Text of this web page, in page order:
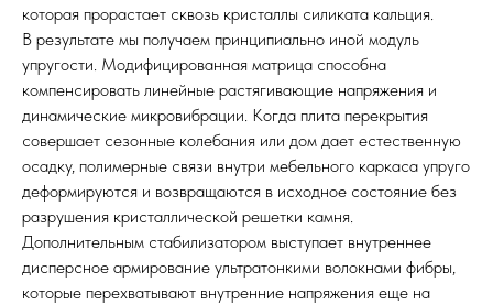
которая прорастает сквозь кристаллы силиката кальция.
В результате мы получаем принципиально иной модуль
упругости. Модифицированная матрица способна
компенсировать линейные растягивающие напряжения и
динамические микровибрации. Когда плита перекрытия
совершает сезонные колебания или дом дает естественную
осадку, полимерные связи внутри мебельного каркаса упруго
деформируются и возвращаются в исходное состояние без
разрушения кристаллической решетки камня.
Дополнительным стабилизатором выступает внутреннее
дисперсное армирование ультратонкими волокнами фибры,
которые перехватывают внутренние напряжения еще на